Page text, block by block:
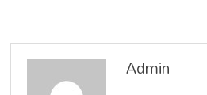
Admin